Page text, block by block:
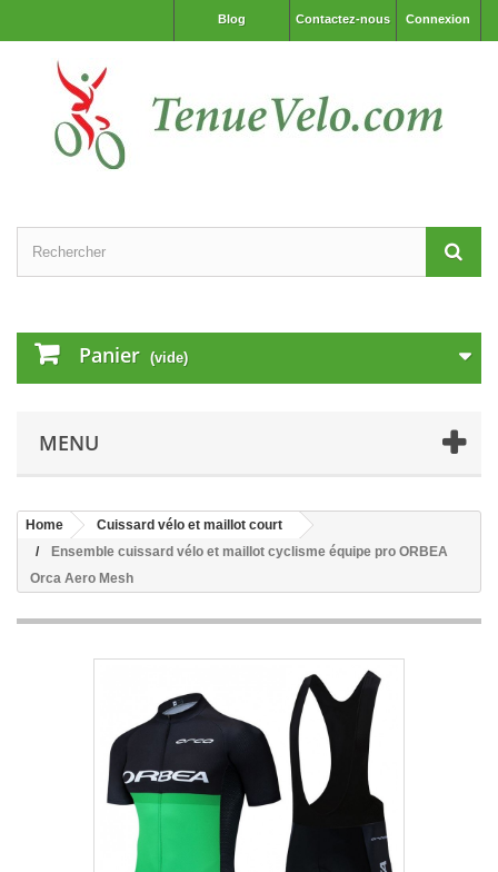
Connexion
Contactez-nous
Blog
Panier (vide)
MENU
Home
Cuissard vélo et maillot court
Ensemble cuissard vélo et maillot cyclisme équipe pro ORBEA
Orca Aero Mesh